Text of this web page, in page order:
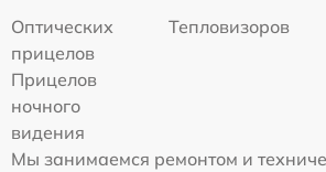
Оптических
прицелов
Тепловизоров
Прицелов
ночного
видения
Мы занимаемся ремонтом и